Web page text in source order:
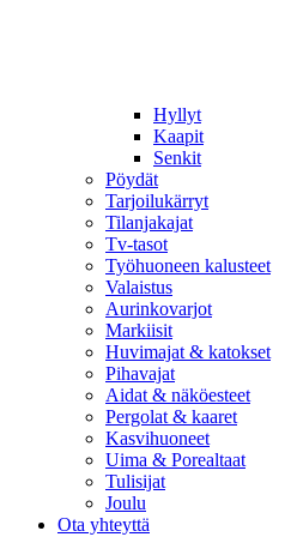
Hyllyt
Kaapit
Senkit
Pöydät
Tarjoilukärryt
Tilanjakajat
Tv-tasot
Työhuoneen kalusteet
Valaistus
Aurinkovarjot
Markiisit
Huvimajat & katokset
Pihavajat
Aidat & näköesteet
Pergolat & kaaret
Kasvihuoneet
Uima & Porealtaat
Tulisijat
Joulu
Ota yhteyttä